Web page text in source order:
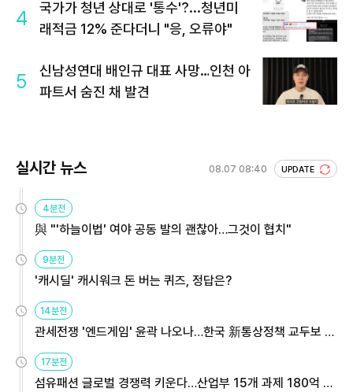
4
국가가 청년 상대로 '통수'?...청년미
래적금 12% 준다더니 "응, 오류야"
5
신남성연대 배인규 대표 사망…인천 아
파트서 숨진 채 발견
실시간 뉴스 08.07 08:40 UPDATE
4분전
與 "'하늘이법' 여야 공동 발의 괜찮아…그것이 협치"
9분전
'캐시딜' 캐시워크 돈 버는 퀴즈, 정답은?
14분전
관세전쟁 '엔드게임' 윤곽 나오나…한국 新통상정책 교두보 활
용해야
17분전
섬유패션 글로벌 경쟁력 키운다…산업부 15개 과제 180억 지